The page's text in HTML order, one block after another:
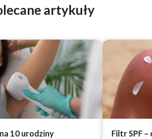
artykuły
10 urodziny
Filtr SPF